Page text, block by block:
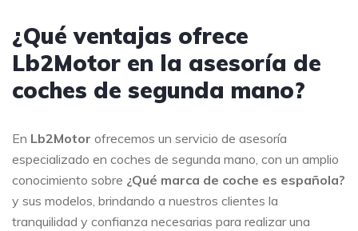
¿Qué ventajas ofrece
Lb2Motor en la asesoría de
coches de segunda mano?
En Lb2Motor ofrecemos un servicio de asesoría
especializado en coches de segunda mano, con un amplio
conocimiento sobre ¿Qué marca de coche es española?
y sus modelos, brindando a nuestros clientes la
tranquilidad y confianza necesarias para realizar una